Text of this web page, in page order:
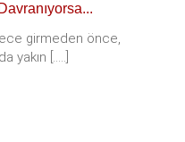
girmeden önce,
yakın [.....]